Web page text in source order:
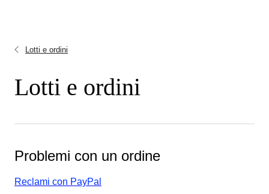
Lotti e ordini
Lotti e ordini
Problemi con un ordine
Reclami con PayPal